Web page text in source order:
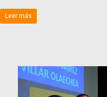
Leer más